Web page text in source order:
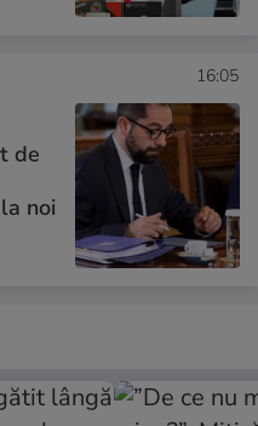
16:05
de
noi